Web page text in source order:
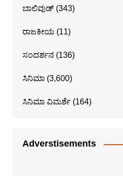
ಬಾಲಿವುಡ್(343)
ರಾಜಕೀಯ(11)
ಸಂದರ್ಶನ (136)
ಸಿನಿಮಾ(3,600)
ಸಿನಿಮಾ ವಿಮರ್ಶೆ(164)
Adverstisements